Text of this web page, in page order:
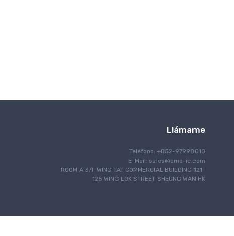
Procesamiento de la señal
Llámame
Teléfono: +852-97998010
E-Mail: sales@omo-ic.com
ROOM A 3/F WING TAT COMMERCIAL BUILDING 121-
125 WING LOK STREET SHEUNG WAN HK